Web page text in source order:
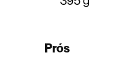
Prós